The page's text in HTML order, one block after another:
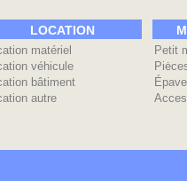
LOCATION
matériel
véhicule
bâtiment
autre
Petit
Épave